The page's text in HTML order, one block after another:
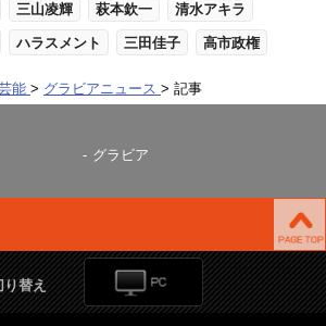
三山凌輝 萩本欽一 清水アキラ
ハラスメント 三田佳子 高市政権
能 グラビアニュース 記事
グラビア
り替え